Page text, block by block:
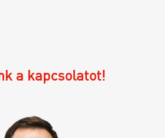
a kapcsolatot!